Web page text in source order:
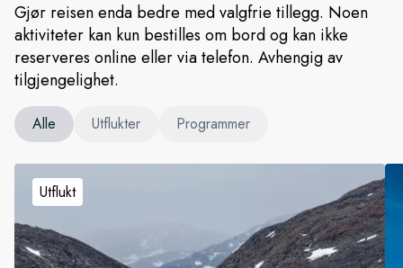
Gjør reisen enda bedre med valgfrie tillegg. Noen
aktiviteter kan kun bestilles om bord og kan ikke
reserveres online eller via telefon. Avhengig av
tilgjengelighet.
Alle Utflukter Programmer
Utflukt